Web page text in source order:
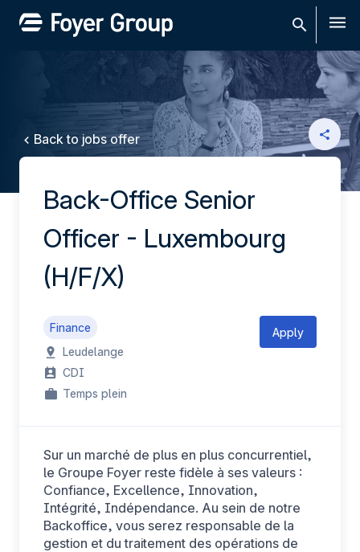
EN
Back to jobs offer
Back-Office Senior
Officer - Luxembourg
(H/F/X)
Apply
Finance
Leudelange
CDI
Temps plein
Sur un marché de plus en plus concurrentiel,
le Groupe Foyer reste fidèle à ses valeurs :
Confiance, Excellence, Innovation,
Intégrité, Indépendance. Au sein de notre
Backoffice, vous serez responsable de la
gestion et du traitement des opérations de